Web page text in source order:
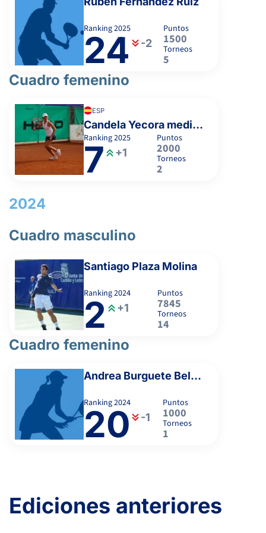
PERA MEDINA, S.
-
MENESES PERNY, A.
-
LOPEZ DOMINGUEZ, J.
PALACIOS PLAZA, H.
-
DÁVILA GODOY, S.
JOUSIF GAJIC, C.
DIAZ MINGO, C.
-
MULET BOUZA, C.
IBAÑEZ CONDE, J.
FERNANDEZ ZARAGOZA, P.
KURTSIKASHVILI, A.
GONZALEZ SEVILLA, M.
ALBERTO VILAR, M.
Ranking2025
24 -2
Puntos
1500
Torneos
5
Cuadro femenino
ESP
Candela Yecora medina
Ranking2025
7 +1
Puntos
2000
Torneos
2
2024
Cuadro masculino
Santiago Plaza Molina
Ranking2024
2 +1
Puntos
7845
Torneos
14
Cuadro femenino
Andrea Burguete Beltrán
Ranking2024
20 -1
Puntos
1000
Torneos
1
Ediciones anteriores